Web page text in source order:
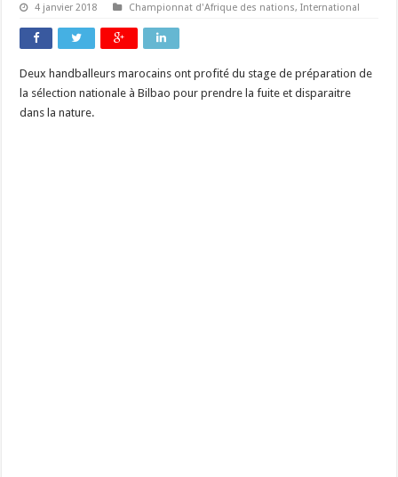
4 janvier 2018 Championnat d'Afrique des nations,International
Deux handballeurs marocains ont profité du stage de préparation de
la sélection nationale à Bilbao pour prendre la fuite et disparaitre
dans la nature.